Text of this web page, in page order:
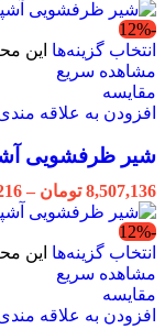
-12%
انتخاب گزینه‌ها این
مشاهده سریع
مقایسه
افزودن به علاقه
شیر ظرفشویی
8,507,136 تومان –
-12%
انتخاب گزینه‌ها این
مشاهده سریع
مقایسه
افزودن به علاقه